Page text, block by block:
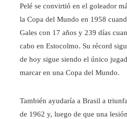
Pelé se convirtió en el goleador
la Copa del Mundo en 1958
Gales con 17 años y 239 días
cabo en Estocolmo. Su récord
de hoy sigue siendo el único
marcar en una Copa del Mundo.
También ayudaría a Brasil a
de 1962 y, luego de que una